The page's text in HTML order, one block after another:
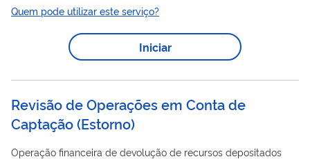
ofício pela Antaq quando da ocorrência de fatos ou situações
não previstos, que alteraram de forma estrutural a
compatibilidade entre as condições da prestação dos serviços
vigente. Atualização...
Quem pode utilizar este serviço?
Iniciar
Revisão de Operações em Conta de
Captação (Estorno)
Operação financeira de devolução de recursos depositados